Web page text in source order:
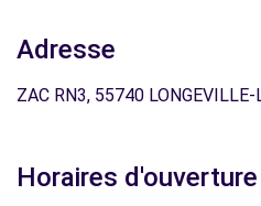
Adresse
ZAC RN3, 55740 LONGEVILLE-
Horaires d'ouverture